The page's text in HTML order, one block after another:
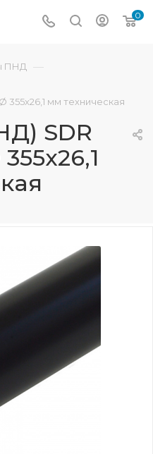
0
ПНД —
355х26,1 мм техническая
SDR